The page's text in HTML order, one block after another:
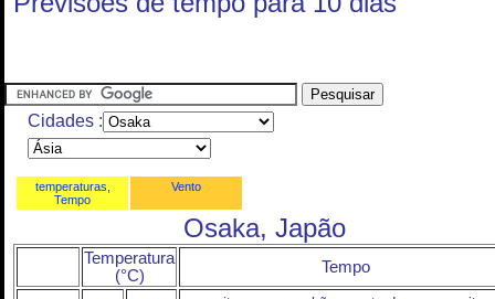
Cidades :
temperaturas,
Tempo
Vento
Osaka, Japão
Temperatura
(°C)
Tempo